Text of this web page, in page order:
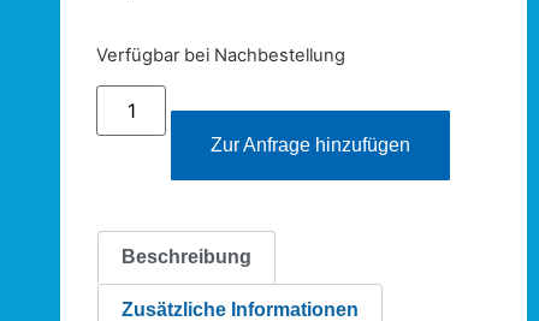
Verfügbar bei Nachbestellung
Zur Anfrage hinzufügen
Beschreibung
Zusätzliche Informationen